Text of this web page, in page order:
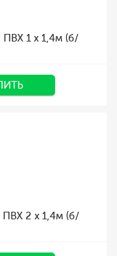
1 х 1,4м (б/
2 х 1,4м (б/